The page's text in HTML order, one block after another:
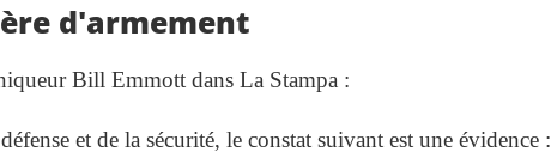
d'armement
Bill Emmott dans La Stampa :
et de la sécurité, le constat suivant est une évidence :